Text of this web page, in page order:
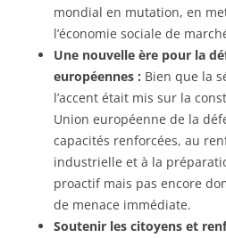
mondial en mutation, en
l’économie sociale de
Une nouvelle ère pour la
européennes : Bien que la
l’accent était mis sur la
Union européenne de la
capacités renforcées, au
industrielle et à la
proactif mais pas encore
de menace immédiate.
Soutenir les citoyens et